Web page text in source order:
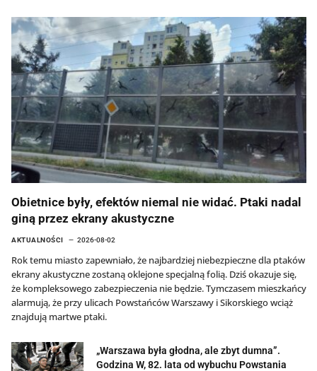
Obietnice były, efektów niemal nie widać. Ptaki nadal
giną przez ekrany akustyczne
AKTUALNOŚCI 2026-08-02
Rok temu miasto zapewniało, że najbardziej niebezpieczne dla ptaków
ekrany akustyczne zostaną oklejone specjalną folią. Dziś okazuje się,
że kompleksowego zabezpieczenia nie będzie. Tymczasem mieszkańcy
alarmują, że przy ulicach Powstańców Warszawy i Sikorskiego wciąż
znajdują martwe ptaki.
„Warszawa była głodna, ale zbyt dumna”.
Godzina W, 82. lata od wybuchu Powstania